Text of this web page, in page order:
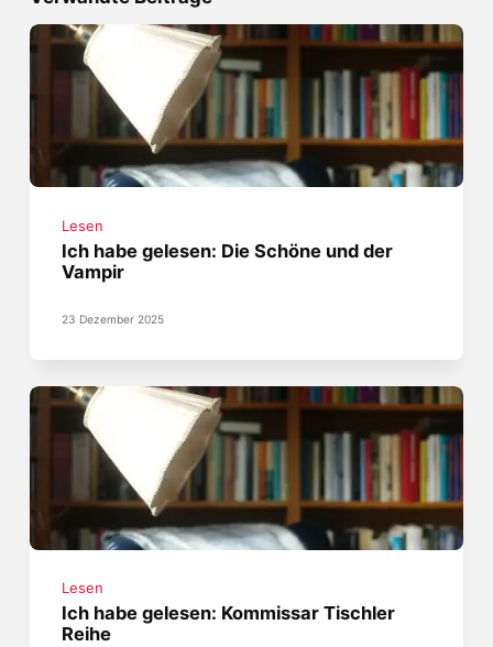
Lesen
Ich habe gelesen: Die Schöne und der
Vampir
23 Dezember 2025
Lesen
Ich habe gelesen: Kommissar Tischler
Reihe